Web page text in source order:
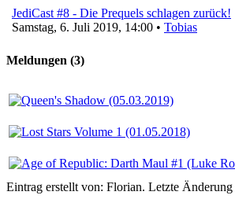
JediCast #8 - Die Prequels schlagen zurück!
Samstag, 6. Juli 2019, 14:00 • Tobias
Meldungen (3)
Eintrag erstellt von: Florian. Letzte